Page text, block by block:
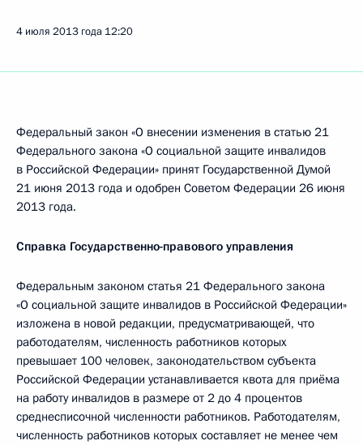
4 июля 2013 года 12:20
Федеральный закон «О внесении изменения в статью 21
Федерального закона «О социальной защите инвалидов
в Российской Федерации» принят Государственной Думой
21 июня 2013 года и одобрен Советом Федерации 26 июня
2013 года.
Справка Государственно-правового управления
Федеральным законом статья 21 Федерального закона
«О социальной защите инвалидов в Российской Федерации»
изложена в новой редакции, предусматривающей, что
работодателям, численность работников которых
превышает 100 человек, законодательством субъекта
Российской Федерации устанавливается квота для приёма
на работу инвалидов в размере от 2 до 4 процентов
среднесписочной численности работников. Работодателям,
численность работников которых составляет не менее чем